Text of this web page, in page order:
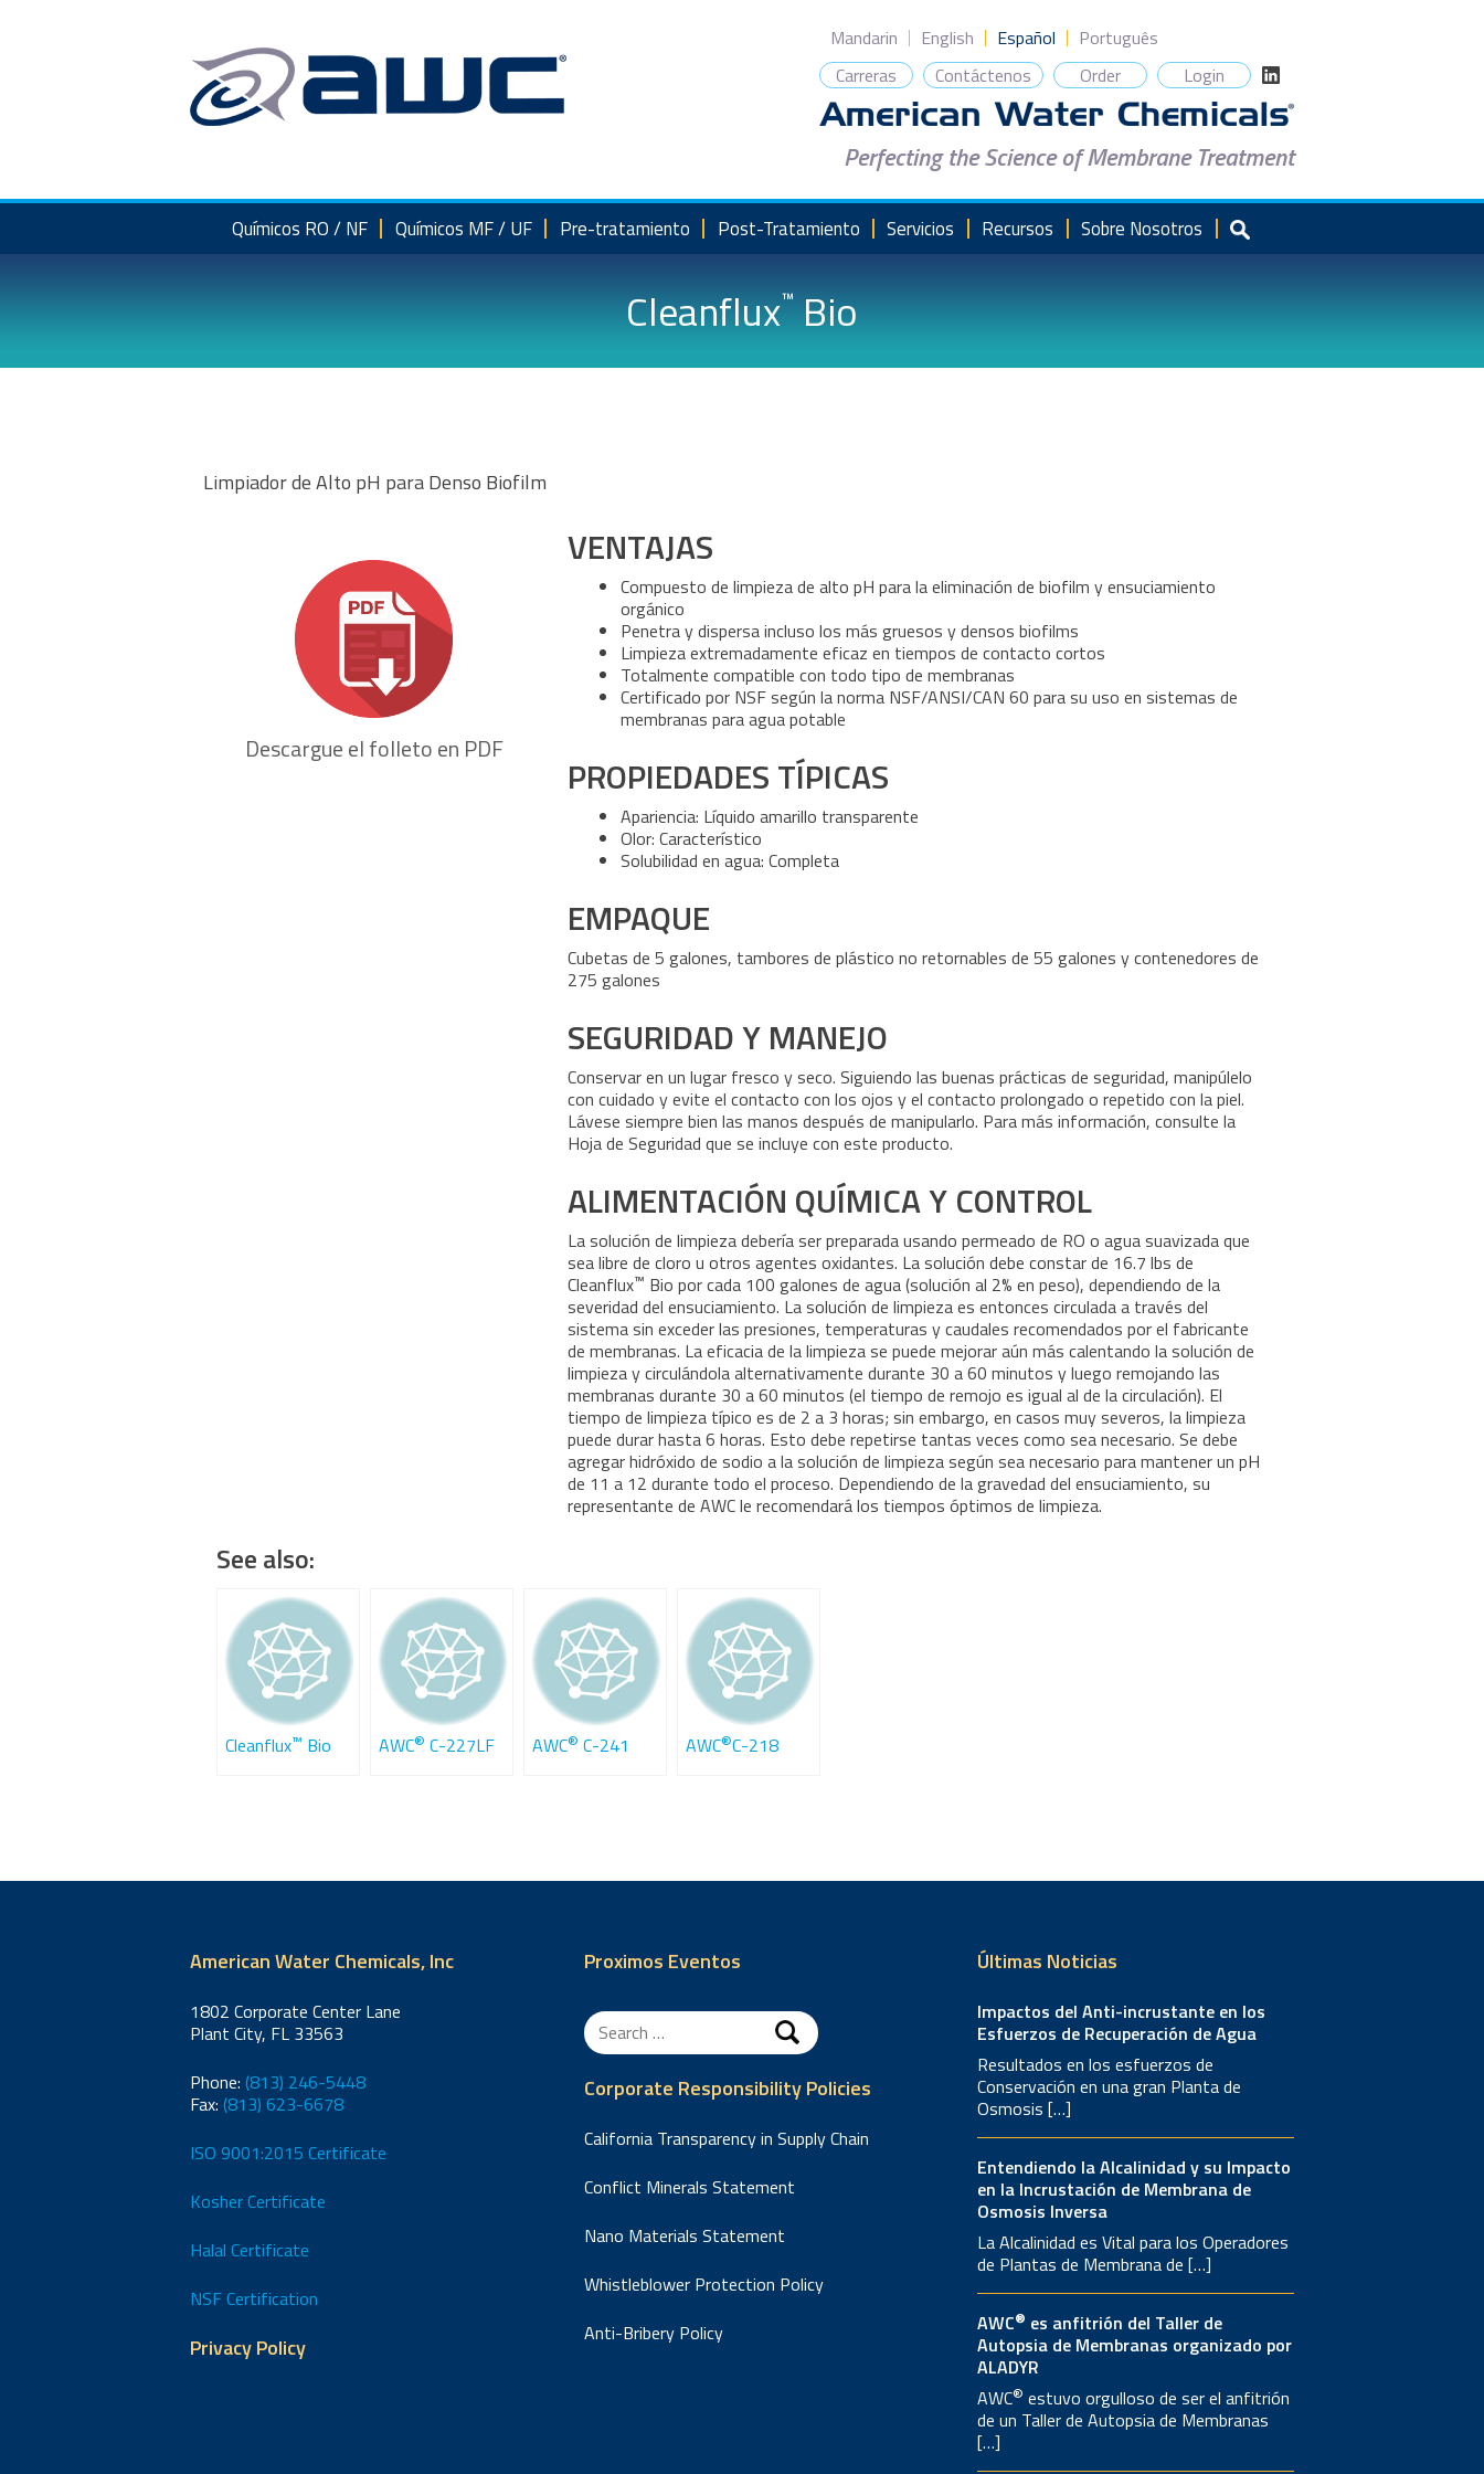
Mandarin English Español
Português
Carreras
Contáctenos Order Login
Perfecting the Science of Membrane Treatment
Químicos RO / NF Químicos MF / UF Pre-tratamiento Post-Tratamiento Servicios Recursos Sobre Nosotros
Cleanflux™Bio
Limpiador de Alto pH para Denso Biofilm
Descargue el folleto en PDF
VENTAJAS
Compuesto de limpieza de alto pH para la eliminación de biofilm y ensuciamiento
orgánico
Penetra y dispersa incluso los más gruesos y densos biofilms
Limpieza extremadamente eficaz en tiempos de contacto cortos
Totalmente compatible con todo tipo de membranas
Certificado por NSF según la norma NSF/ANSI/CAN 60 para su uso en sistemas de
membranas para agua potable
PROPIEDADES TÍPICAS
Apariencia: Líquido amarillo transparente
Olor: Característico
Solubilidad en agua: Completa
EMPAQUE
Cubetas de 5 galones, tambores de plástico no retornables de 55 galones y contenedores de
275 galones
SEGURIDAD Y MANEJO
Conservar en un lugar fresco y seco. Siguiendo las buenas prácticas de seguridad, manipúlelo
con cuidado y evite el contacto con los ojos y el contacto prolongado o repetido con la piel.
Lávese siempre bien las manos después de manipularlo. Para más información, consulte la
Hoja de Seguridad que se incluye con este producto.
ALIMENTACIÓN QUÍMICA Y CONTROL
La solución de limpieza debería ser preparada usando permeado de RO o agua suavizada que
sea libre de cloro u otros agentes oxidantes. La solución debe constar de 16.7 lbs de
Cleanflux™ Bio por cada 100 galones de agua (solución al 2% en peso), dependiendo de la
severidad del ensuciamiento. La solución de limpieza es entonces circulada a través del
sistema sin exceder las presiones, temperaturas y caudales recomendados por el fabricante
de membranas. La eficacia de la limpieza se puede mejorar aún más calentando la solución de
limpieza y circulándola alternativamente durante 30 a 60 minutos y luego remojando las
membranas durante 30 a 60 minutos (el tiempo de remojo es igual al de la circulación). El
tiempo de limpieza típico es de 2 a 3 horas; sin embargo, en casos muy severos, la limpieza
puede durar hasta 6 horas. Esto debe repetirse tantas veces como sea necesario. Se debe
agregar hidróxido de sodio a la solución de limpieza según sea necesario para mantener un pH
de 11 a 12 durante todo el proceso. Dependiendo de la gravedad del ensuciamiento, su
representante de AWC le recomendará los tiempos óptimos de limpieza.
See also:
Cleanflux™ Bio AWC® C-227LF AWC® C-241 AWC®C-218
American Water Chemicals, Inc
1802 Corporate Center Lane
Plant City, FL 33563
Phone: (813) 246-5448
Fax: (813) 623-6678
ISO 9001:2015 Certificate
Kosher Certificate
Halal Certificate
NSF Certification
Privacy Policy
Proximos Eventos
Search
for:
Corporate Responsibility Policies
California Transparency in Supply Chain
Conflict Minerals Statement
Nano Materials Statement
Whistleblower Protection Policy
Anti-Bribery Policy
Últimas Noticias
Impactos del Anti-incrustante en los
Esfuerzos de Recuperación de Agua
Resultados en los esfuerzos de
Conservación en una gran Planta de
Osmosis […]
Entendiendo la Alcalinidad y su Impacto
en la Incrustación de Membrana de
Osmosis Inversa
La Alcalinidad es Vital para los Operadores
de Plantas de Membrana de […]
AWC® es anfitrión del Taller de
Autopsia de Membranas organizado por
ALADYR
AWC® estuvo orgulloso de ser el anfitrión
de un Taller de Autopsia de Membranas
[…]